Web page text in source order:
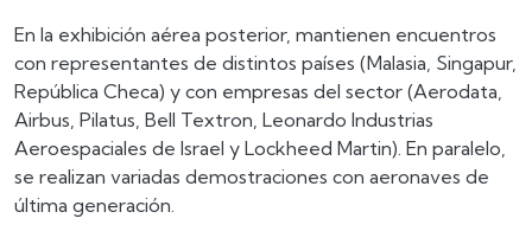
En la exhibición aérea posterior, mantienen encuentros
con representantes de distintos países (Malasia, Singapur,
República Checa) y con empresas del sector (Aerodata,
Airbus, Pilatus, Bell Textron, Leonardo Industrias
Aeroespaciales de Israel y Lockheed Martin). En paralelo,
se realizan variadas demostraciones con aeronaves de
última generación.